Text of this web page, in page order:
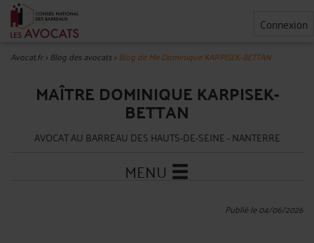
Connexion
Avocat.fr>Blog des avocats>Blog de Me Dominique KARPISEK-BETTAN
MAÎTRE DOMINIQUE KARPISEK-
BETTAN
AVOCAT AU BARREAU DES HAUTS-DE-SEINE - NANTERRE
MENU
Publié le 04/06/2026